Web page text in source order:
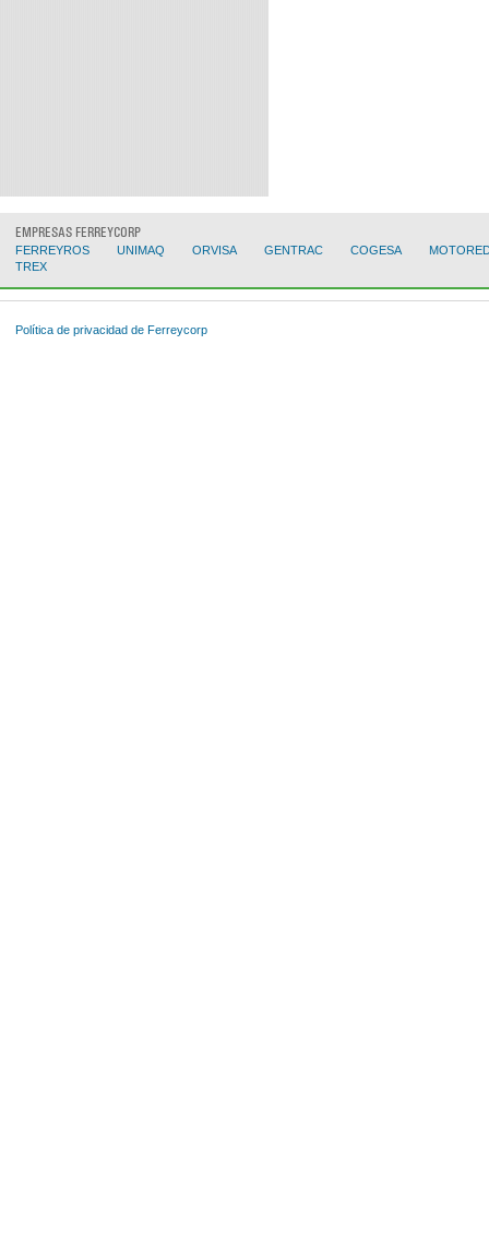
EMPRESAS FERREYCORP
FERREYROS UNIMAQ ORVISA GENTRAC COGESA
TREX
Política de privacidad de Ferreycorp